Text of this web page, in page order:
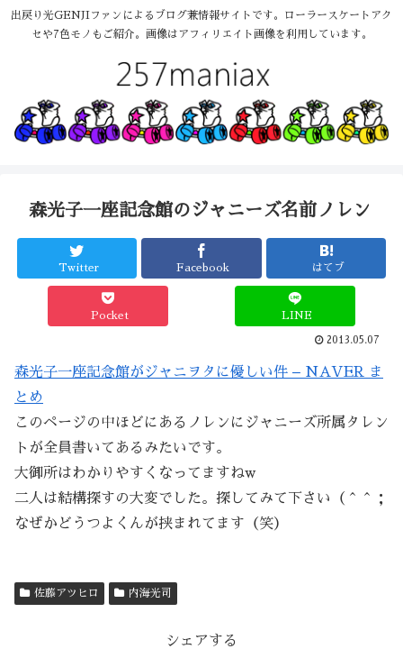
出戻り光GENJIファンによるブログ兼情報サイトです。ローラースケートアク
セや7色モノもご紹介。画像はアフィリエイト画像を利用しています。
森光子一座記念館のジャニーズ名前ノレン
Twitter Facebook はてブ
Pocket LINE
2013.05.07
森光子一座記念館がジャニヲタに優しい件 – NAVER ま
とめ
このページの中ほどにあるノレンにジャニーズ所属タレン
トが全員書いてあるみたいです。
大御所はわかりやすくなってますねw
二人は結構探すの大変でした。探してみて下さい（＾＾；
なぜかどうつよくんが挟まれてます（笑）
佐藤アツヒロ 内海光司
シェアする